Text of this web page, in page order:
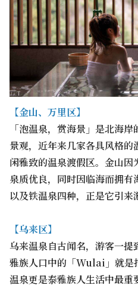
【金山、万里区】
「泡温泉，赏海景」是北海
景观，近年来几家各具风格
闲雅致的温泉渡假区。金山
泉质优良，同时因临海而拥
以及铁温泉四种，正是它引来
【乌来区】
乌来温泉自古闻名，游客一
雅族人口中的「Wulai」就是
温泉更是泰雅族人生活中最